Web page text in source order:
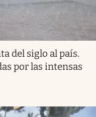
del siglo al país.
por las intensas